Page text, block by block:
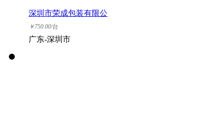
深圳市荣成包装有限公
司
￥750.00/台
广东-深圳市